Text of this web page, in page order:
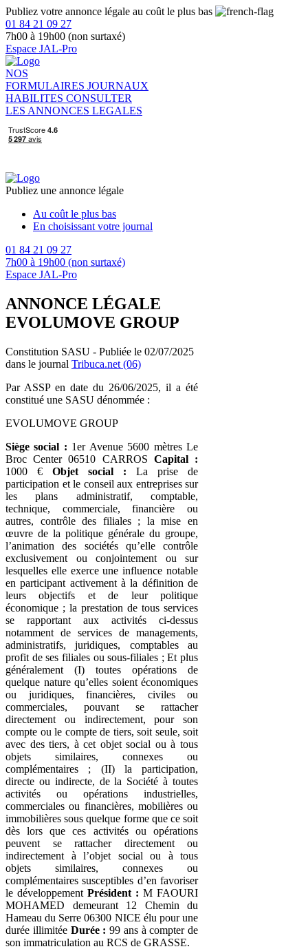
Publiez votre annonce légale au coût le plus bas
01 84 21 09 27
7h00 à 19h00 (non surtaxé)
Espace JAL-Pro
NOS
FORMULAIRES JOURNAUX
HABILITES CONSULTER
LES ANNONCES LEGALES
Publiez une annonce légale
Au coût le plus bas
En choisissant votre journal
01 84 21 09 27
7h00 à 19h00 (non surtaxé)
Espace JAL-Pro
ANNONCE LÉGALE
EVOLUMOVE GROUP
Constitution SASU - Publiée le 02/07/2025
dans le journal Tribuca.net (06)
Par ASSP en date du 26/06/2025, il a été
constitué une SASU dénommée :
EVOLUMOVE GROUP
Siège social : 1er Avenue 5600 mètres Le
Broc Center 06510 CARROS Capital :
1000 € Objet social : La prise de
participation et le conseil aux entreprises sur
les plans administratif, comptable,
technique, commerciale, financière ou
autres, contrôle des filiales ; la mise en
œuvre de la politique générale du groupe,
l’animation des sociétés qu’elle contrôle
exclusivement ou conjointement ou sur
lesquelles elle exerce une influence notable
en participant activement à la définition de
leurs objectifs et de leur politique
économique ; la prestation de tous services
se rapportant aux activités ci-dessus
notamment de services de managements,
administratifs, juridiques, comptables au
profit de ses filiales ou sous-filiales ; Et plus
généralement (I) toutes opérations de
quelque nature qu’elles soient économiques
ou juridiques, financières, civiles ou
commerciales, pouvant se rattacher
directement ou indirectement, pour son
compte ou le compte de tiers, soit seule, soit
avec des tiers, à cet objet social ou à tous
objets similaires, connexes ou
complémentaires ; (II) la participation,
directe ou indirecte, de la Société à toutes
activités ou opérations industrielles,
commerciales ou financières, mobilières ou
immobilières sous quelque forme que ce soit
dès lors que ces activités ou opérations
peuvent se rattacher directement ou
indirectement à l’objet social ou à tous
objets similaires, connexes ou
complémentaires susceptibles d’en favoriser
le développement Président : M FAOURI
MOHAMED demeurant 12 Chemin du
Hameau du Serre 06300 NICE élu pour une
durée illimitée Durée : 99 ans à compter de
son immatriculation au RCS de GRASSE.